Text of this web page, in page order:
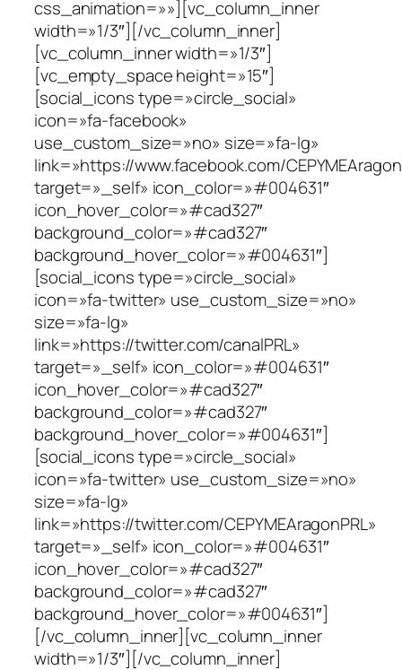
css_animation=»»][vc_column_inner
width=»1/3″][/vc_column_inner]
[vc_column_inner width=»1/3″]
[vc_empty_space height=»15″]
[social_icons type=»circle_social»
icon=»fa-facebook»
use_custom_size=»no» size=»fa-lg»
link=»https://www.facebook.com/
target=»_self» icon_color=»#004631″
icon_hover_color=»#cad327″
background_color=»#cad327″
background_hover_color=»#004631″]
[social_icons type=»circle_social»
icon=»fa-twitter» use_custom_size=»no»
size=»fa-lg»
link=»https://twitter.com/canalPRL»
target=»_self» icon_color=»#004631″
icon_hover_color=»#cad327″
background_color=»#cad327″
background_hover_color=»#004631″]
[social_icons type=»circle_social»
icon=»fa-twitter» use_custom_size=»no»
size=»fa-lg»
link=»https://twitter.com/CEPYMEAragonPRL»
target=»_self» icon_color=»#004631″
icon_hover_color=»#cad327″
background_color=»#cad327″
background_hover_color=»#004631″]
[/vc_column_inner][vc_column_inner
width=»1/3″][/vc_column_inner]